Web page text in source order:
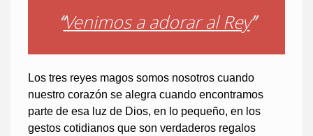
“Venimos a adorar al Rey”
Los tres reyes magos somos nosotros cuando
nuestro corazón se alegra cuando encontramos
parte de esa luz de Dios, en lo pequeño, en los
gestos cotidianos que son verdaderos regalos